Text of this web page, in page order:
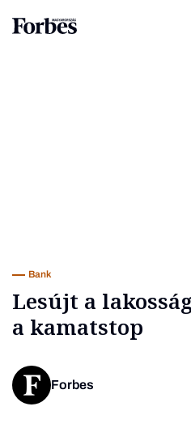
Bank
Lesújt a
a kamatstop
Forbes